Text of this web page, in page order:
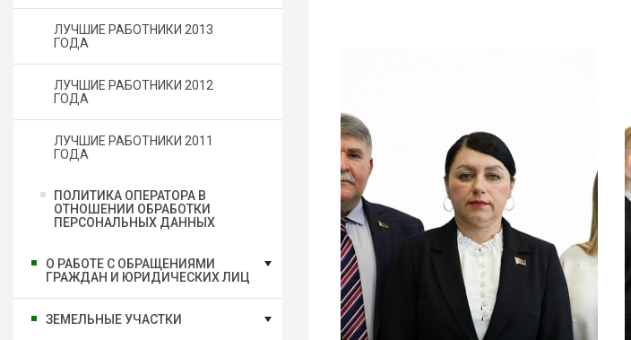
ЛУЧШИЕ РАБОТНИКИ 2013
ГОДА
ЛУЧШИЕ РАБОТНИКИ 2012
ГОДА
ЛУЧШИЕ РАБОТНИКИ 2011
ГОДА
ПОЛИТИКА ОПЕРАТОРА В
ОТНОШЕНИИ ОБРАБОТКИ
ПЕРСОНАЛЬНЫХ ДАННЫХ
О РАБОТЕ С ОБРАЩЕНИЯМИ
ГРАЖДАН И ЮРИДИЧЕСКИХ ЛИЦ
ЗЕМЕЛЬНЫЕ УЧАСТКИ